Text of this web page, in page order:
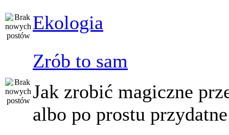
Ekologia
Zrób to sam
Jak zrobić magiczne
albo po prostu